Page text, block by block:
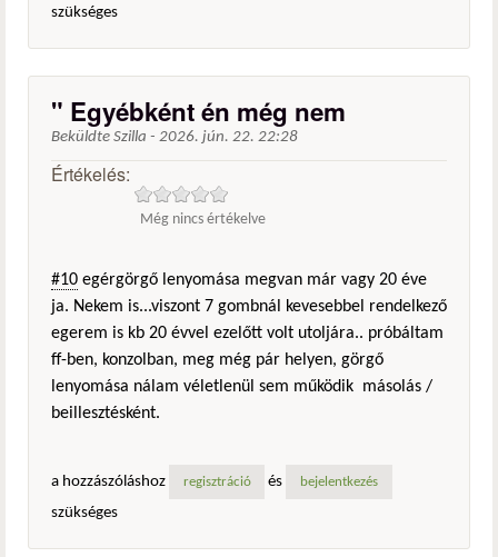
szükséges
" Egyébként én még nem
Beküldte Szilla - 2026. jún. 22. 22:28
Értékelés:
Még nincs értékelve
#10 egérgörgő lenyomása megvan már vagy 20 éve
ja. Nekem is...viszont 7 gombnál kevesebbel rendelkező
egerem is kb 20 évvel ezelőtt volt utoljára.. próbáltam
ff-ben, konzolban, meg még pár helyen, görgő
lenyomása nálam véletlenül sem működik másolás /
beillesztésként.
a hozzászóláshoz regisztráció és bejelentkezés
szükséges